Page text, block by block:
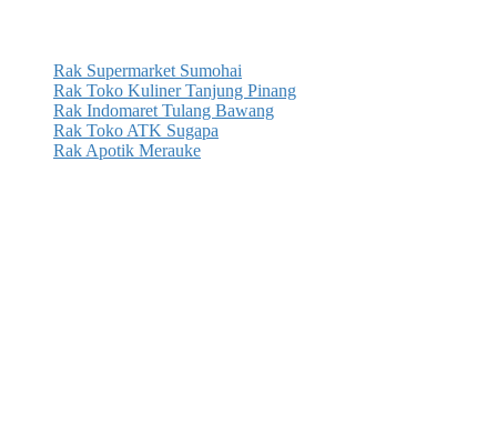
Rak Supermarket Sumohai
Rak Toko Kuliner Tanjung Pinang
Rak Indomaret Tulang Bawang
Rak Toko ATK Sugapa
Rak Apotik Merauke